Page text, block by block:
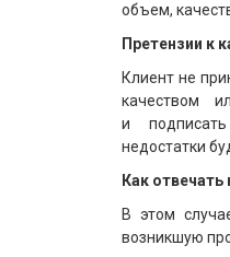
объем,
Претензии к
Клиент не
качеством
и
недостатки
Как отвечать
В этом
возникшую